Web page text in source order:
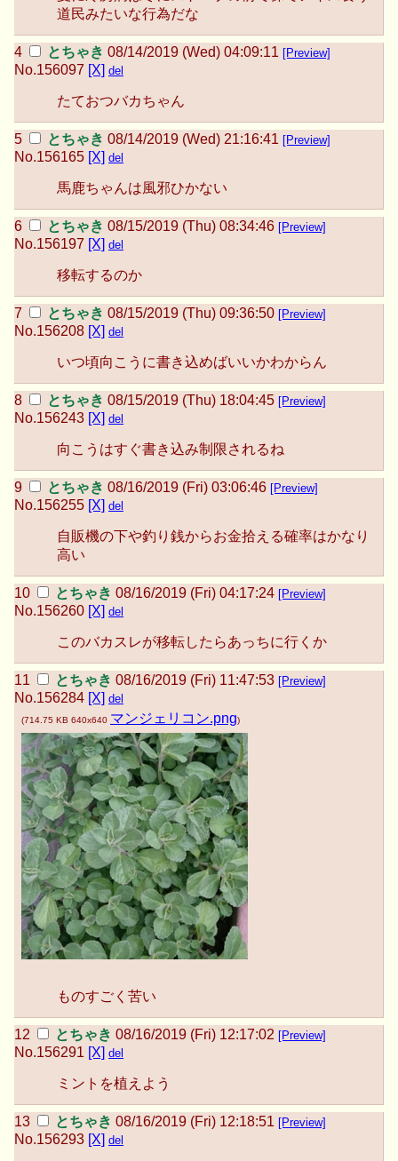
道民みたいな行為だな
とちゃき 08/14/2019 (Wed) 04:09:11 [Preview]
No.156097 [X] del
たておつバカちゃん
とちゃき 08/14/2019 (Wed) 21:16:41 [Preview]
No.156165 [X] del
馬鹿ちゃんは風邪ひかない
とちゃき 08/15/2019 (Thu) 08:34:46 [Preview]
No.156197 [X] del
移転するのか
とちゃき 08/15/2019 (Thu) 09:36:50 [Preview]
No.156208 [X] del
いつ頃向こうに書き込めばいいかわからん
とちゃき 08/15/2019 (Thu) 18:04:45 [Preview]
No.156243 [X] del
向こうはすぐ書き込み制限されるね
とちゃき 08/16/2019 (Fri) 03:06:46 [Preview]
No.156255 [X] del
自販機の下や釣り銭からお金拾える確率はかなり
高い
とちゃき 08/16/2019 (Fri) 04:17:24 [Preview]
No.156260 [X] del
このバカスレが移転したらあっちに行くか
とちゃき 08/16/2019 (Fri) 11:47:53 [Preview]
No.156284 [X] del
(714.75 KB 640x640 マンジェリコン.png)
ものすごく苦い
とちゃき 08/16/2019 (Fri) 12:17:02 [Preview]
No.156291 [X] del
ミントを植えよう
とちゃき 08/16/2019 (Fri) 12:18:51 [Preview]
No.156293 [X] del